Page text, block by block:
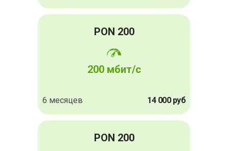
PON 200
200 мбит/с
6 месяцев 14 000 руб
PON 200